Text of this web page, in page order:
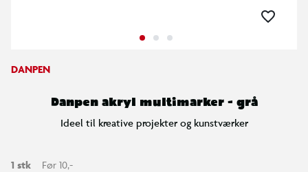
DANPEN
Danpen akryl multimarker - grå
Ideel til kreative projekter og kunstværker
1 stk Før 10,-